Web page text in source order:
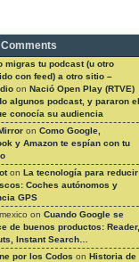
migras tu podcast (u otro
con feed) a otro sitio –
on Nació Open Play (RTVE)
algunos podcast, y pararon el
conocía su audiencia
on Como Google,
y Amazon te espían con tu
on La tecnología para reducir
Coches autónomos y
GPS
on Cuando Google se
de buenos productos: Reader,
Instant Search…
por los Codos on Historia de